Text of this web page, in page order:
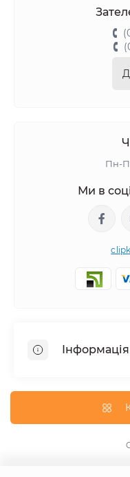
Пн-
Ми в
Інформація
Контакти